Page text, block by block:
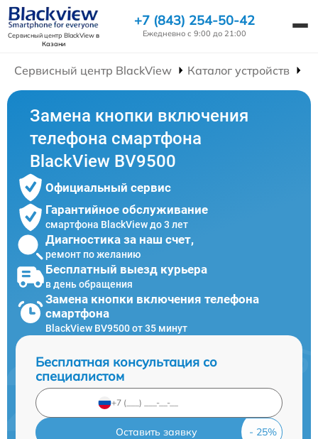
Сервисный центр BlackViewв
Казани
+7 (843) 254-50-42
Ежедневно с 9:00 до 21:00
Сервисный центр BlackView Каталог устройств
Замена кнопки включения
телефона смартфона
BlackView BV9500
Официальный сервис
Гарантийное обслуживание
смартфона BlackView до 3 лет
Диагностика за наш счет,
ремонт по желанию
Бесплатный выезд курьера
в день обращения
Замена кнопки включения телефона
смартфона
BlackView BV9500 от 35 минут
Бесплатная консультация со
специалистом
Оставить заявку